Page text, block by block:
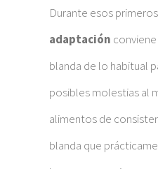
Durante esos primeros
adaptación
blanda de lo habitual
posibles molestias al
alimentos de
blanda que